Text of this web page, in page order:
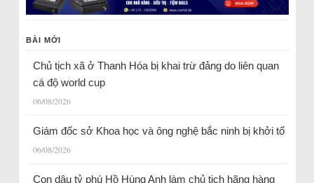
BÀI MỚI
Chủ tịch xã ở Thanh Hóa bị khai trừ đảng do liên quan
cá độ world cup
06/08/2026
Giám đốc sở Khoa học và ông nghệ bắc ninh bị khởi tố
06/08/2026
Con dâu tỷ phú Hồ Hùng Anh làm chủ tịch hãng hàng